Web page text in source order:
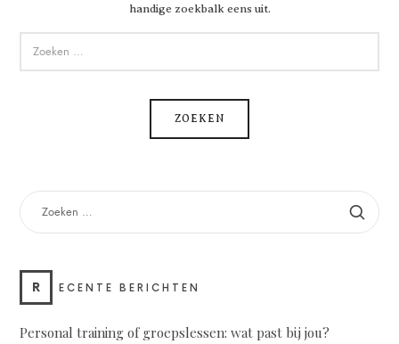
handige zoekbalk eens uit.
NAAR:
ZOEKEN
NAAR:
R ECENTE BERICHTEN
Personal training of groepslessen: wat past bij jou?